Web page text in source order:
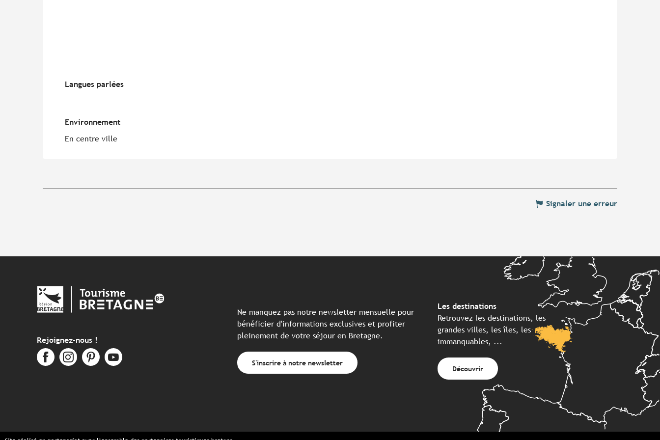
Langues parlées
Langues parlées
Environnement
Environnement
En centre ville
Signaler une erreur
Rejoignez-nous !
Ne manquez pas notre newsletter mensuelle pour
bénéficier d'informations exclusives et profiter
pleinement de votre séjour en Bretagne.
S'inscrire à notre newsletter
Les destinations
Retrouvez les destinations, les
grandes villes, les îles, les
immanquables, ...
Découvrir